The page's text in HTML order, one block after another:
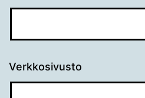
Verkkosivusto